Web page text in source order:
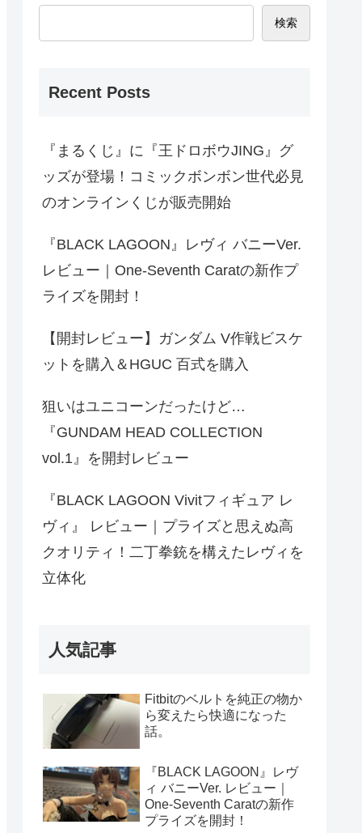
検索
Recent Posts
『まるくじ』に『王ドロボウJING』グ
ッズが登場！コミックボンボン世代必見
のオンラインくじが販売開始
『BLACK LAGOON』レヴィ バニーVer.
レビュー｜One-Seventh Caratの新作プ
ライズを開封！
【開封レビュー】ガンダム V作戦ビスケ
ットを購入＆HGUC 百式を購入
狙いはユニコーンだったけど…
『GUNDAM HEAD COLLECTION
vol.1』を開封レビュー
『BLACK LAGOON Vivitフィギュア レ
ヴィ』 レビュー｜プライズと思えぬ高
クオリティ！二丁拳銃を構えたレヴィを
立体化
人気記事
Fitbitのベルトを純正の物か
ら変えたら快適になった
話。
『BLACK LAGOON』レヴ
ィ バニーVer. レビュー｜
One-Seventh Caratの新作
プライズを開封！